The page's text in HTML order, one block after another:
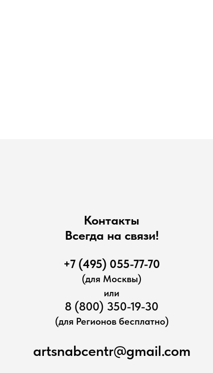
Контакты
Всегда на связи!
+7 (495) 055-77-70
(для Москвы)
или
8 (800) 350-19-30
(для Регионов бесплатно)
artsnabcentr@gmail.com